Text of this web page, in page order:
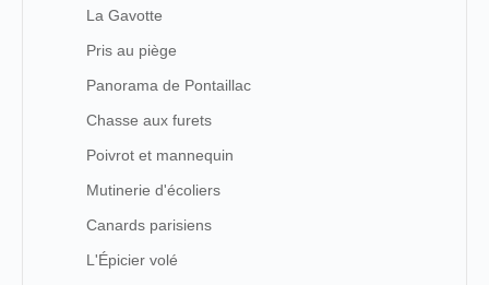
La Gavotte
Pris au piège
Panorama de Pontaillac
Chasse aux furets
Poivrot et mannequin
Mutinerie d'écoliers
Canards parisiens
L'Épicier volé